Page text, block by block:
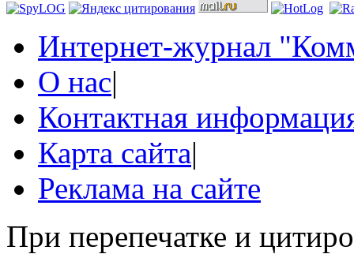
Интернет-журнал
О нас|
Контактная
Карта сайта|
Реклама на сайте
При перепечатке и